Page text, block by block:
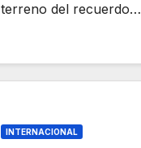
terreno del recuerdo…
INTERNACIONAL